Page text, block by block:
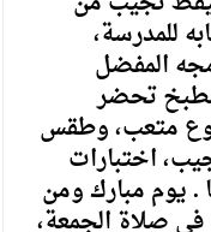
للمدرسة،
المفضل
تحضر
متعب، وطقس
اختبارات
. يوم مبارك ومن
في صلاة الجمعة،